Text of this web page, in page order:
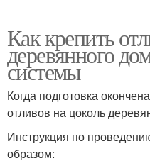
Как крепить
деревянного
системы
Когда подготовка
отливов на цоколь
Инструкция по
образом: